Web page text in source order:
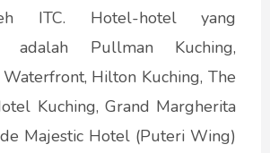
ITC. Hotel-hotel yang
adalah Pullman Kuching,
Hilton Kuching, The
Kuching, Grand Margherita
Majestic Hotel (Puteri Wing)